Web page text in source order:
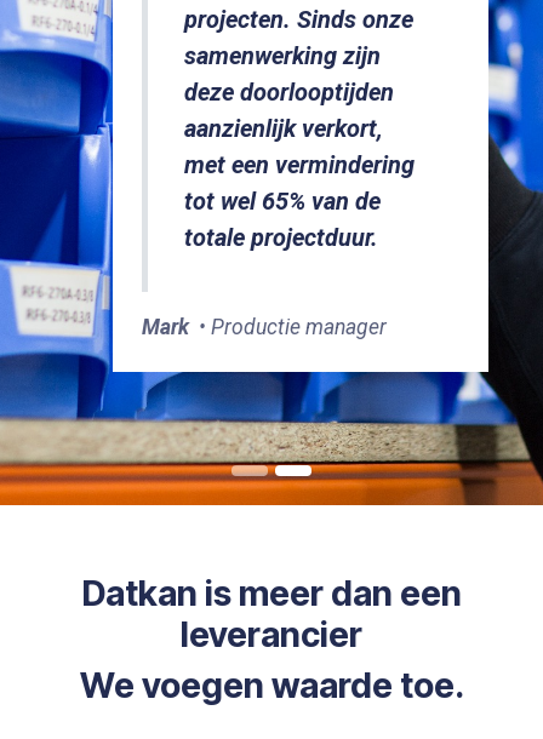
projecten. Sinds onze
samenwerking zijn
deze doorlooptijden
aanzienlijk verkort,
met een vermindering
tot wel 65% van de
totale projectduur.
Mark • Productie manager
Datkan is meer dan een
leverancier
We voegen waarde toe.